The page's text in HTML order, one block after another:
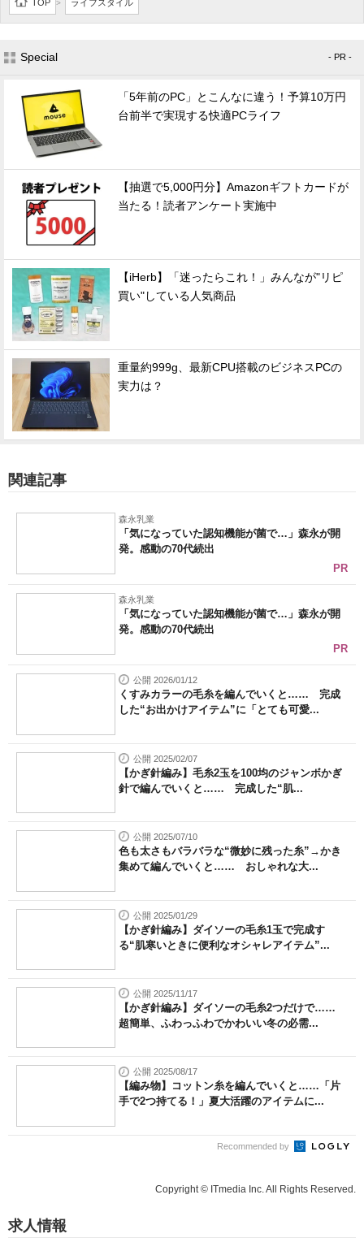
TOP > ライフスタイル
Special - PR -
「5年前のPC」とこんなに違う！予算10万円
台前半で実現する快適PCライフ
【抽選で5,000円分】Amazonギフトカードが
当たる！読者アンケート実施中
【iHerb】「迷ったらこれ！」みんなが"リピ
買い"している人気商品
重量約999g、最新CPU搭載のビジネスPCの
実力は？
関連記事
森永乳業
「気になっていた認知機能が菌で…」森永が開
発。感動の70代続出
PR
森永乳業
「気になっていた認知機能が菌で…」森永が開
発。感動の70代続出
PR
公開 2026/01/12
くすみカラーの毛糸を編んでいくと…… 完成
した“お出かけアイテム”に「とても可愛...
公開 2025/02/07
【かぎ針編み】毛糸2玉を100均のジャンボかぎ
針で編んでいくと…… 完成した“肌...
公開 2025/07/10
色も太さもバラバラな“微妙に残った糸”→かき
集めて編んでいくと…… おしゃれな大...
公開 2025/01/29
【かぎ針編み】ダイソーの毛糸1玉で完成す
る“肌寒いときに便利なオシャレアイテム”...
公開 2025/11/17
【かぎ針編み】ダイソーの毛糸2つだけで……
超簡単、ふわっふわでかわいい冬の必需...
公開 2025/08/17
【編み物】コットン糸を編んでいくと……「片
手で2つ持てる！」夏大活躍のアイテムに...
Recommended by
Copyright © ITmedia Inc. All Rights Reserved.
求人情報